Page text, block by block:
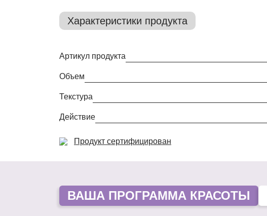
Характеристики продукта
Артикул продукта
Объем
Текстура
Действие
Продукт сертифицирован
ВАША ПРОГРАММА КРАСОТЫ